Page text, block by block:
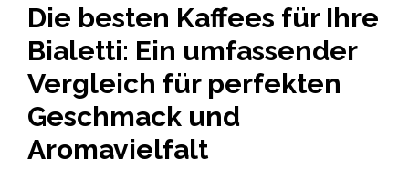
Die besten Kaffees für Ihre
Bialetti: Ein umfassender
Vergleich für perfekten
Geschmack und
Aromavielfalt